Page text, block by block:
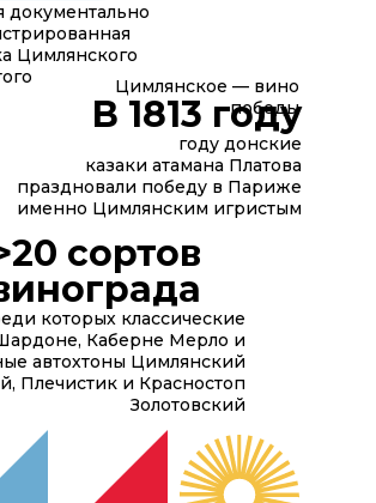
В 1813 году
году донские
казаки атамана Платова
праздновали победу в Париже
именно Цимлянским игристым
которых классические
Каберне Мерло и
автохтоны Цимлянский
Плечистик и Красностоп
Золотовский
сортов
документально
Цимлянского
Цимлянское — вино
победы